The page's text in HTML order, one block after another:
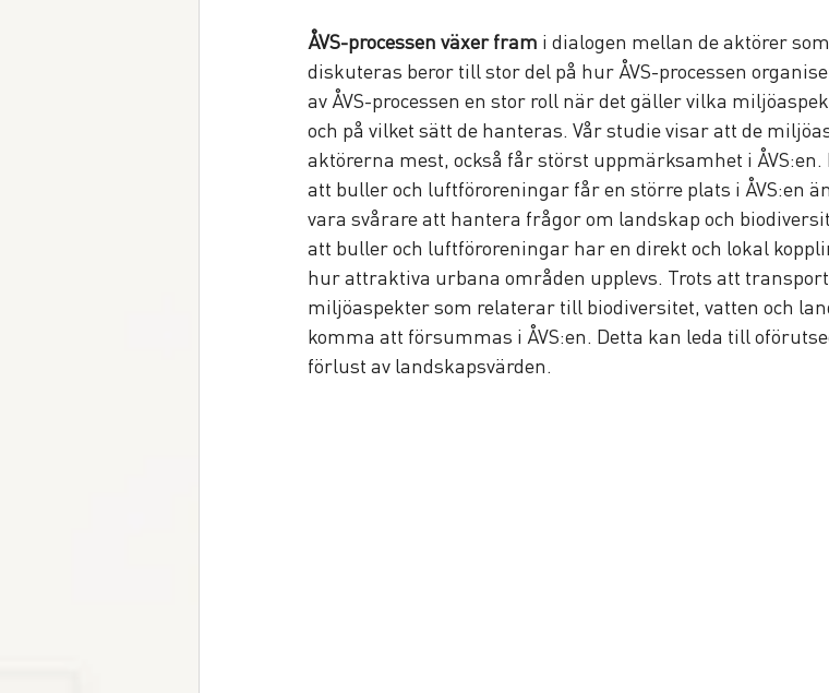
ÅVS-processen växer fram i dialogen mellan de aktörer
diskuteras beror till stor del på hur ÅVS-processen
av ÅVS-processen en stor roll när det gäller vilka
och på vilket sätt de hanteras. Vår studie visar att de
aktörerna mest, också får störst uppmärksamhet i
att buller och luftföroreningar får en större plats i ÅVS:en
vara svårare att hantera frågor om landskap och
att buller och luftföroreningar har en direkt och lokal
hur attraktiva urbana områden upplevs. Trots att
miljöaspekter som relaterar till biodiversitet, vatten och
komma att försummas i ÅVS:en. Detta kan leda till
förlust av landskapsvärden.